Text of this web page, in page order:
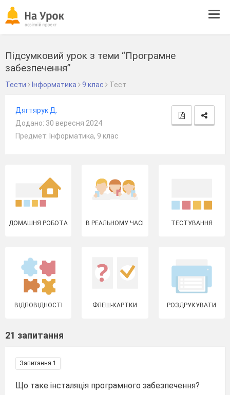
Підсумковий урок з теми “Програмне
забезпечення”
Тести Інформатика 9 клас Тест
Дягтярук Д.
Додано: 30 вересня 2024
Предмет: Інформатика, 9 клас
ДОМАШНЯ РОБОТА В РЕАЛЬНОМУ ЧАСІ ТЕСТУВАННЯ
ВІДПОВІДНОСТІ ФЛЕШ-КАРТКИ РОЗДРУКУВАТИ
21 запитання
Запитання 1
Що таке інсталяція програмного забезпечення?